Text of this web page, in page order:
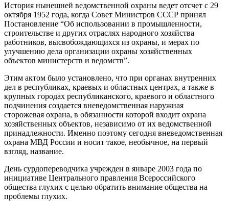
История нынешней ведомственной охраны ведет отсчет с 29
октября 1952 года, когда Совет Министров СССР принял
Постановление “Об использовании в промышленности,
строительстве и других отраслях народного хозяйства
работников, высвобождающихся из охраны, и мерах по
улучшению дела организации охраны хозяйственных
объектов министерств и ведомств”.
Этим актом было установлено, что при органах внутренних
дел в республиках, краевых и областных центрах, а также в
крупных городах республиканского, краевого и областного
подчинения создается вневедомственная наружная
сторожевая охрана, в обязанности которой входит охрана
хозяйственных объектов, независимо от их ведомственной
принадлежности. Именно поэтому сегодня вневедомственная
охрана МВД России и носит такое, необычное, на первый
взгляд, название.
День сурдопереводчика учрежден в январе 2003 года по
инициативе Центрального правления Всероссийского
общества глухих с целью обратить внимание общества на
проблемы глухих.